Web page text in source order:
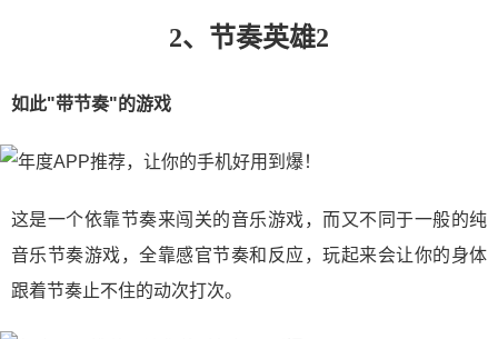
2、节奏英雄2
如此"带节奏"的游戏
这是一个依靠节奏来闯关的音乐游戏，而又不同于一般的纯
音乐节奏游戏，全靠感官节奏和反应，玩起来会让你的身体
跟着节奏止不住的动次打次。